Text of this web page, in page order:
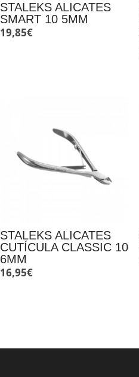
STALEKS ALICATES
SMART 10 5MM
19,85€
STALEKS ALICATES
CUTÍCULA CLASSIC 10
6MM
16,95€